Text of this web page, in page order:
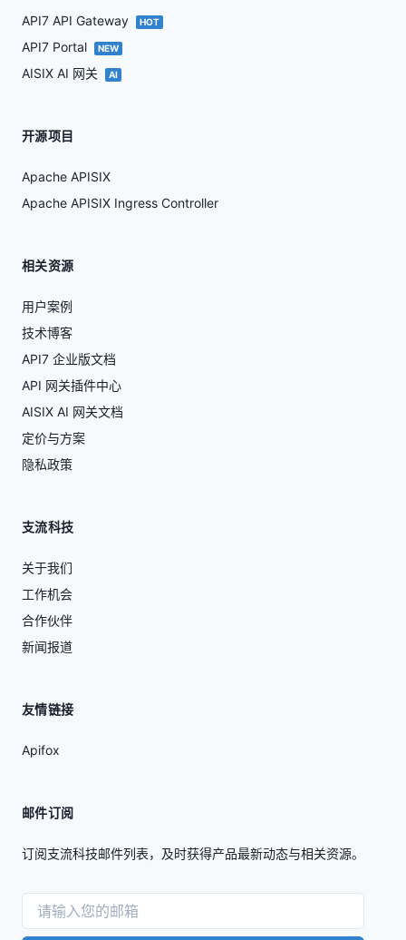
API7 API Gateway HOT
API7 Portal NEW
AISIX AI 网关 AI
开源项目
Apache APISIX
Apache APISIX Ingress Controller
相关资源
用户案例
技术博客
API7 企业版文档
API 网关插件中心
AISIX AI 网关文档
定价与方案
隐私政策
支流科技
关于我们
工作机会
合作伙伴
新闻报道
友情链接
Apifox
邮件订阅
订阅支流科技邮件列表，及时获得产品最新动态与相关资源。